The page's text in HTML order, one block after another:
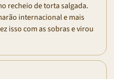
recheio de torta salgada.
internacional e mais
isso com as sobras e virou